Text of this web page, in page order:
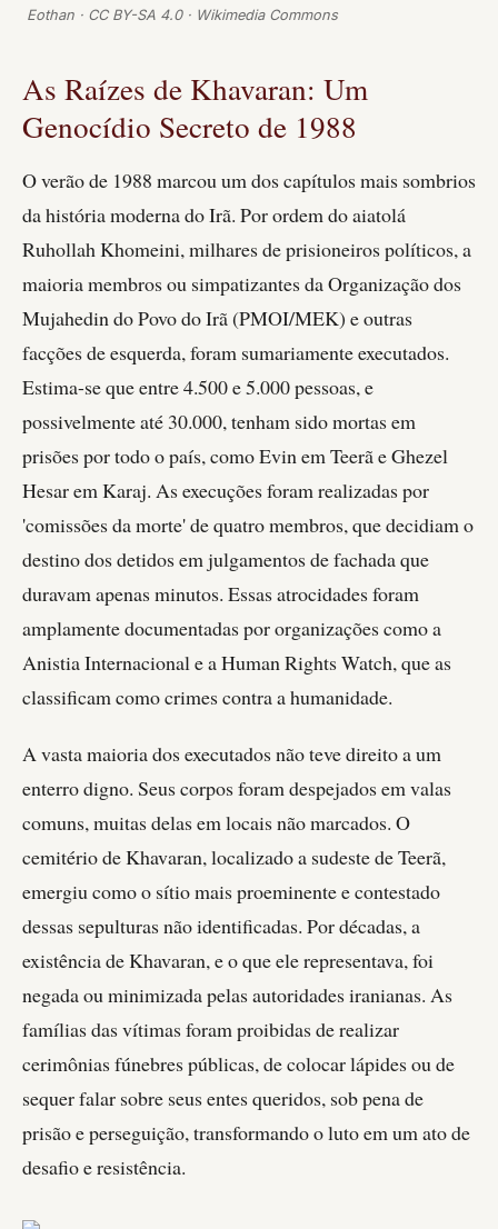
Eothan · CC BY-SA 4.0 · Wikimedia Commons
As Raízes de Khavaran: Um
Genocídio Secreto de 1988
O verão de 1988 marcou um dos capítulos mais sombrios
da história moderna do Irã. Por ordem do aiatolá
Ruhollah Khomeini, milhares de prisioneiros políticos, a
maioria membros ou simpatizantes da Organização dos
Mujahedin do Povo do Irã (PMOI/MEK) e outras
facções de esquerda, foram sumariamente executados.
Estima-se que entre 4.500 e 5.000 pessoas, e
possivelmente até 30.000, tenham sido mortas em
prisões por todo o país, como Evin em Teerã e Ghezel
Hesar em Karaj. As execuções foram realizadas por
'comissões da morte' de quatro membros, que decidiam o
destino dos detidos em julgamentos de fachada que
duravam apenas minutos. Essas atrocidades foram
amplamente documentadas por organizações como a
Anistia Internacional e a Human Rights Watch, que as
classificam como crimes contra a humanidade.
A vasta maioria dos executados não teve direito a um
enterro digno. Seus corpos foram despejados em valas
comuns, muitas delas em locais não marcados. O
cemitério de Khavaran, localizado a sudeste de Teerã,
emergiu como o sítio mais proeminente e contestado
dessas sepulturas não identificadas. Por décadas, a
existência de Khavaran, e o que ele representava, foi
negada ou minimizada pelas autoridades iranianas. As
famílias das vítimas foram proibidas de realizar
cerimônias fúnebres públicas, de colocar lápides ou de
sequer falar sobre seus entes queridos, sob pena de
prisão e perseguição, transformando o luto em um ato de
desafio e resistência.